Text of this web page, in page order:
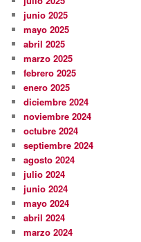
junio 2025
mayo 2025
abril 2025
marzo 2025
febrero 2025
enero 2025
diciembre 2024
noviembre 2024
octubre 2024
septiembre 2024
agosto 2024
julio 2024
junio 2024
mayo 2024
abril 2024
marzo 2024